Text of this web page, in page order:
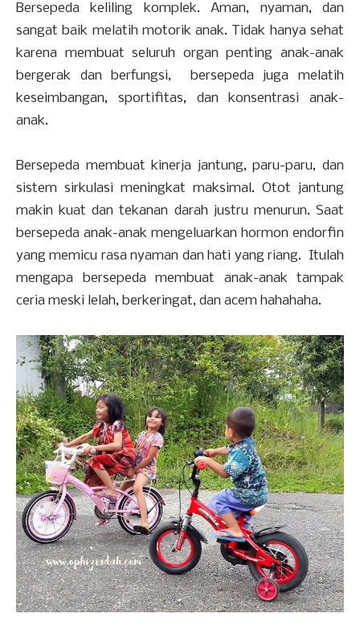
Bersepeda keliling komplek. Aman, nyaman, dan
sangat baik melatih motorik anak. Tidak hanya sehat
karena membuat seluruh organ penting anak-anak
bergerak dan berfungsi, bersepeda juga melatih
keseimbangan, sportifitas, dan konsentrasi anak-
anak.
Bersepeda membuat kinerja jantung, paru-paru, dan
sistem sirkulasi meningkat maksimal. Otot jantung
makin kuat dan tekanan darah justru menurun. Saat
bersepeda anak-anak mengeluarkan hormon endorfin
yang memicu rasa nyaman dan hati yang riang. Itulah
mengapa bersepeda membuat anak-anak tampak
ceria meski lelah, berkeringat, dan acem hahahaha.